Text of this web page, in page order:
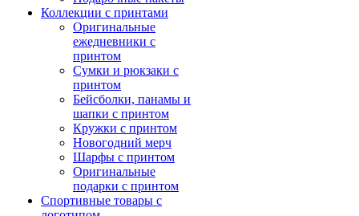
Коллекции с принтами
Оригинальные
ежедневники с
принтом
Сумки и рюкзаки с
принтом
Бейсболки, панамы и
шапки с принтом
Кружки с принтом
Новогодний мерч
Шарфы с принтом
Оригинальные
подарки с принтом
Спортивные товары с